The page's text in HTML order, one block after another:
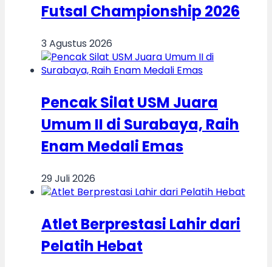
Futsal Championship 2026
3 Agustus 2026
Pencak Silat USM Juara
Umum II di Surabaya, Raih
Enam Medali Emas
29 Juli 2026
Atlet Berprestasi Lahir dari
Pelatih Hebat